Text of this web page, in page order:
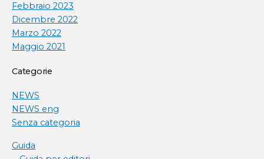
Febbraio 2023
Dicembre 2022
Marzo 2022
Maggio 2021
Categorie
NEWS
NEWS eng
Senza categoria
Guida